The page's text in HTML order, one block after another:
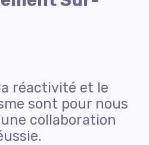
réactivité et le
sont pour nous
collaboration